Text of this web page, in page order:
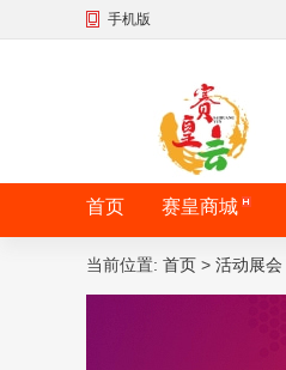
手机版
首页 赛皇商城
当前位置: 首页 > 活动展会